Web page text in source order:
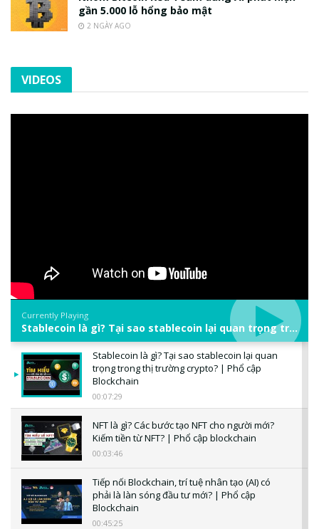
gần 5.000 lỗ hổng bảo mật
2 NGÀY AGO
VIDEOS
Currently Playing
Stablecoin là gì? Tại sao stablecoin lại quan trọng trong thị trường crypto? | Phổ cập Blockchain
Stablecoin là gì? Tại sao stablecoin lại quan
trọng trong thị trường crypto? | Phổ cập
Blockchain
00:07:29
NFT là gì? Các bước tạo NFT cho người mới?
Kiếm tiền từ NFT? | Phổ cập blockchain
00:03:46
Tiếp nối Blockchain, trí tuệ nhân tạo (AI) có
phải là làn sóng đầu tư mới? | Phổ cập
Blockchain
00:45:25